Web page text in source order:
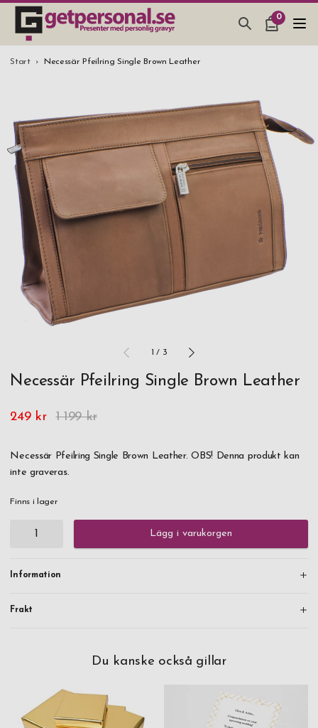
0
PRESENTER & PRYLAR
SMYCKEN & ACCESSOARER
BRÖLLOPSPRESENT 2026
STUDENTPRESENT 2026
Start Necessär Pfeilring Single Brown Leather
1 / 3
Necessär Pfeilring Single Brown Leather
249 kr 1 199 kr
Necessär Pfeilring Single Brown Leather. OBS! Denna produkt kan
inte graveras.
Finns i lager
Lägg i varukorgen
Information
Frakt
Du kanske också gillar